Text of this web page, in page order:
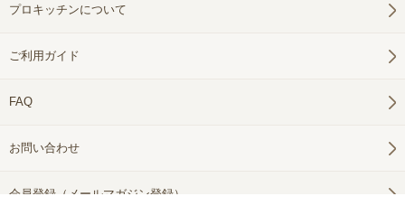
プロキッチンについて
ご利用ガイド
FAQ
お問い合わせ
会員登録（メールマガジン登録）